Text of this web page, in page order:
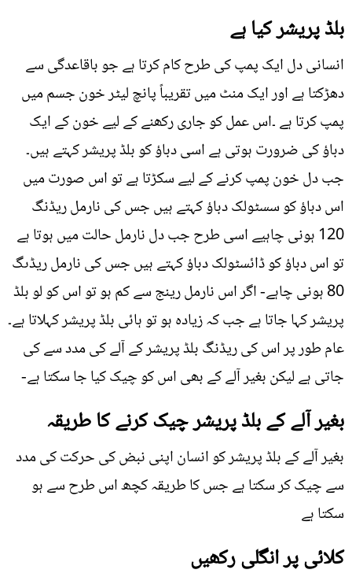
بلڈ پریشر کیا ہے
انسانی دل ایک پمپ کی طرح کام کرتا ہے جو باقاعدگی سے
دھڑکتا ہے اور ایک منٹ میں تقریباً پانچ لیٹر خون جسم میں
پمپ کرتا ہے ۔اس عمل کو جاری رکھنے کے لیے خون کے ایک
دباؤ کی ضرورت ہوتی ہے اسی دباؤ کو بلڈ پریشر کہتے ہیں۔
جب دل خون پمپ کرنے کے لیے سکڑتا ہے تو اس صورت میں
اس دباؤ کو سسٹولک دباؤ کہتے ہیں جس کی نارمل ریڈنگ
120 ہونی چاہيے اسی طرح جب دل نارمل حالت میں ہوتا ہے
تو اس دباؤ کو ڈائسٹولک دباؤ کہتے ہیں جس کی نارمل ریڈںگ
80 ہونی چاہے- اگر اس نارمل رینج سے کم ہو تو اس کو لو بلڈ
پریشر کہا جاتا ہے جب کہ زیادہ ہو تو ہائی بلڈ پریشر کہلاتا ہے۔
عام طور پر اس کی ریڈنگ بلڈ پریشر کے آلے کی مدد سے کی
جاتی ہے لیکن بغیر آلے کے بھی اس کو چیک کیا جا سکتا ہے-
بغیر آلے کے بلڈ پریشر چیک کرنے کا طریقہ
بغیر آلے کے بلڈ پریشر کو انسان اپنی نبض کی حرکت کی مدد
سے چیک کر سکتا ہے جس کا طریقہ کچھ اس طرح سے ہو
سکتا ہے
کلائی پر انگلی رکھیں